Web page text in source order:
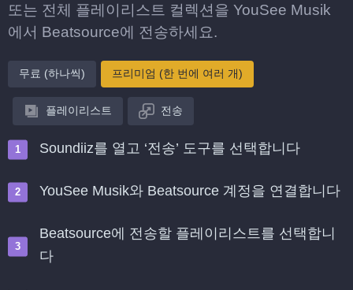
또는 전체 플레이리스트 컬렉션을 YouSee Musik
에서 Beatsource에 전송하세요.
무료 (하나씩) 프리미엄 (한 번에 여러 개)
플레이리스트 전송
Soundiiz를 열고 ‘전송’ 도구를 선택합니다
YouSee Musik와 Beatsource 계정을 연결합니다
Beatsource에 전송할 플레이리스트를 선택합니
다